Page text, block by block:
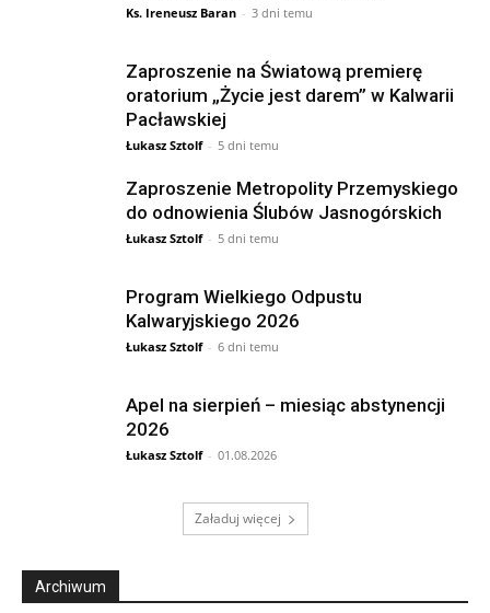
Ks. Ireneusz Baran - 3 dni temu
Zaproszenie na Światową premierę
oratorium „Życie jest darem” w Kalwarii
Pacławskiej
Łukasz Sztolf - 5 dni temu
Zaproszenie Metropolity Przemyskiego
do odnowienia Ślubów Jasnogórskich
Łukasz Sztolf - 5 dni temu
Program Wielkiego Odpustu
Kalwaryjskiego 2026
Łukasz Sztolf - 6 dni temu
Apel na sierpień – miesiąc abstynencji
2026
Łukasz Sztolf - 01.08.2026
Załaduj więcej
Archiwum